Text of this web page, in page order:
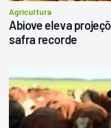
Agricultura
Abiove eleva
safra recorde